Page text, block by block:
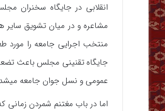
انقلابی در جایگاه سخنران
مشاعره و در میان تشویق سایر
منتخب اجرایی جامعه را مورد
جایگاه تقنینی مجلس باعث
عمومی و نسل جوان جامعه
اما در باب مغتنم شمردن